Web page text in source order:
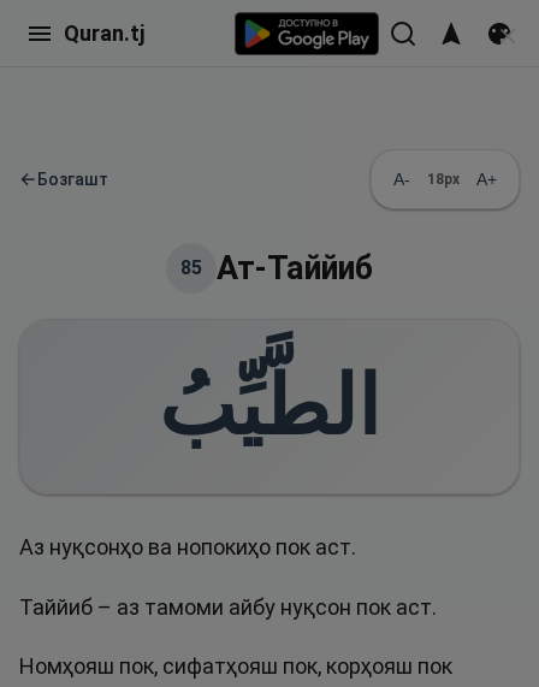
Quran.tj
←Бозгашт A- 18px A+
85 Ат-Таййиб
الطَّيِّبُ
Аз нуқсонҳо ва нопокиҳо пок аст.
Таййиб – аз тамоми айбу нуқсон пок аст.
Номҳояш пок, сифатҳояш пок, корҳояш пок